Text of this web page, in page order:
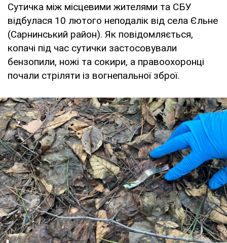
Сутичка між місцевими жителями та СБУ
відбулася 10 лютого неподалік від села Єльне
(Сарнинський район). Як повідомляється,
копачі під час сутички застосовували
бензопили, ножі та сокири, а правоохоронці
почали стріляти із вогнепальної зброї.